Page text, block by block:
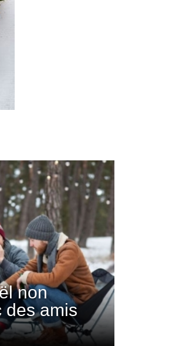
non
des amis